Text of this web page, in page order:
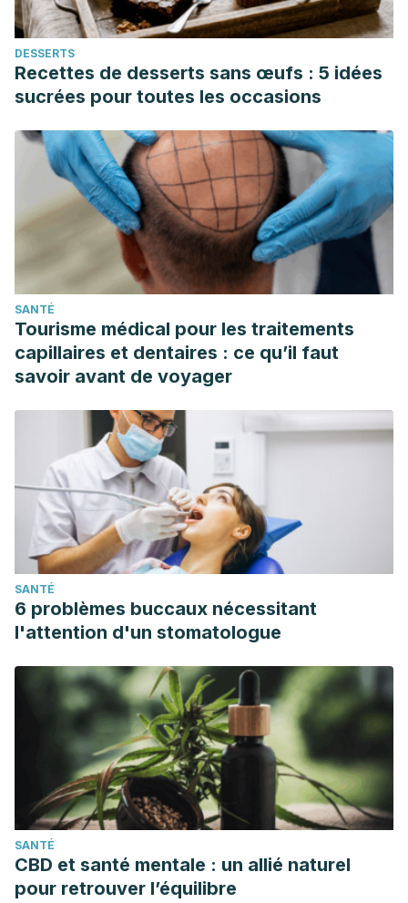
in Nutrition,7
, 576974.
https://www.frontiersin.org/articles/10.3389/
Hamrick, I., Norton, D., Birstler, J., Chen, G., Cruz, L., &
Mayo Clinic Proceedings: Innovations, Quality &
Outcomes,
(3), 259-265.
https://www.sciencedirect.com/science/article/pii/
Hooper, N., & Armstrong, T. J. (2022). Hemorrhagic shock.
InStatPearls [Internet]. StatPearls Publishing.
https://www.ncbi.nlm.nih.gov/books/NBK470382/
Khorsha, F., Mirzababaei, A., Togha, M., & Mirzaei, K.
(2020). Association of drinking water and migraine
headache severity.
84.
https://www.sciencedirect.com/science/article/pii/
Kostelnik, S. B., Davy, K. P., Hedrick, V. E., Thomas, D. T., &
Davy, B. M. (2021). The validity of urine color as a hydration
biomarker within the general adult population and athletes:
a systematic review.Journal of the American College of
Nutrition,40(2), 172-179.
https://www.tandfonline.com/doi/abs/10.1080/
Miller, K. C., McDermott, B. P., Yeargin, S. W., Fiol, A., &
Schwellnus, M. P. (2022). An evidence-based review of the
pathophysiology, treatment, and prevention of Exercise-
https://meridian.allenpress.com/jat/article-
abstract/57/1/5/467132
Munoz, A. C., Vohra, S., & Gupta, M. (2023). Orthostasis.
StatPearls [Internet]. StatPearls Publishing.
https://www.ncbi.nlm.nih.gov/books/NBK532938/
Nakamura, Y., Watanabe, H., Tanaka, A., Yasui, M., Nishihira,
J., & Murayama, N. (2020). Effect of increased daily water
intake and hydration on health in Japanese
adults. Nutrients ,12(4), 1191. https://www.mdpi.com/2072-
DESSERTS
Recettes de desserts sans œufs : 5 idées
sucrées pour toutes les occasions
SANTÉ
Tourisme médical pour les traitements
capillaires et dentaires : ce qu’il faut
savoir avant de voyager
SANTÉ
6 problèmes buccaux nécessitant
l'attention d'un stomatologue
SANTÉ
CBD et santé mentale : un allié naturel
pour retrouver l’équilibre